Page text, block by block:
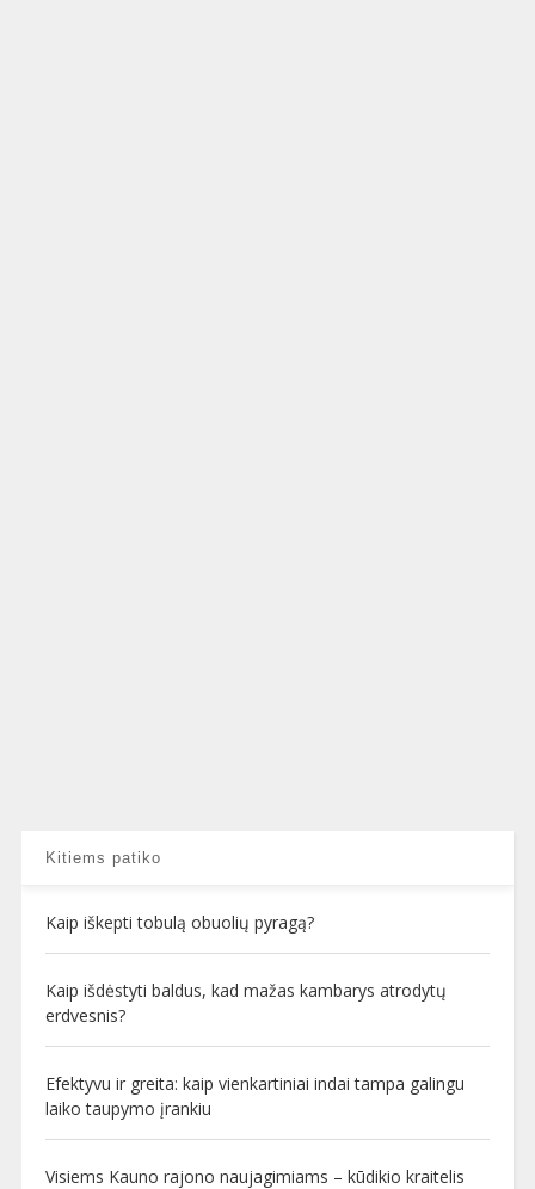
Kitiems patiko
Kaip iškepti tobulą obuolių pyragą?
Kaip išdėstyti baldus, kad mažas kambarys atrodytų
erdvesnis?
Efektyvu ir greita: kaip vienkartiniai indai tampa galingu
laiko taupymo įrankiu
Visiems Kauno rajono naujagimiams – kūdikio kraitelis